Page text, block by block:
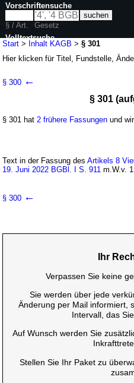
Start > Inhalt KAGB >§ 301
Hier klicken fürTitel, Fundstelle,
G. v. 09.04.2026BGBl.
63 weitere Fassungen |
von Investmentvermögen
Abschnitt 1 Vorschriften
Unterabschnitt 2
den Erwerb von AIF in
§ 300 ←
§ 301
§ 301 hat 2 frühere Fassungen und
Text in der Fassung desArtikels 8
19. Juni 2022 BGBl. I S. 911 m.W.v.
§ 300 ←
Ihr
Verpassen Sie keine
Sie werden über jede
Änderung per Mail informiert,
Intervall, das
Auf Wunsch werden Sie
Stellen Sie Ihr Paket zu
Vorschriftensuche
§ / Art.
Gesetz
Volltextsuche
nur in KAGB